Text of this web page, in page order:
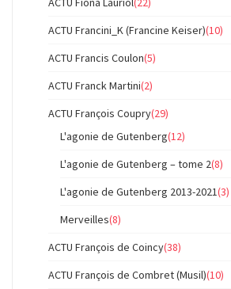
ACTU Francini_K (Francine Keiser)(10)
ACTU Francis Coulon(5)
ACTU Franck Martini(2)
ACTU François Coupry(29)
L'agonie de Gutenberg(12)
L'agonie de Gutenberg – tome 2(8)
L'agonie de Gutenberg 2013-2021(3)
Merveilles(8)
ACTU François de Coincy(38)
ACTU François de Combret (Musil)(10)